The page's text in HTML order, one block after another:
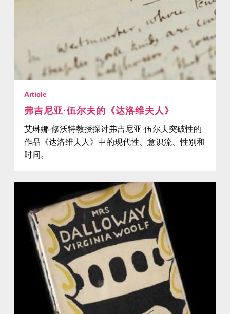
Article
弗吉尼亚·伍尔夫的《达洛维夫人》
艾琳娜·修沃特教授探讨弗吉尼亚·伍尔夫突破性的
作品《达洛维夫人》中的现代性、意识流、性别和
时间。